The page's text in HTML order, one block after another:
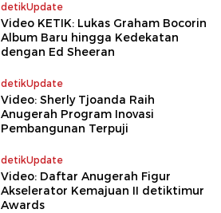
detikUpdate
Video KETIK: Lukas Graham Bocorin
Album Baru hingga Kedekatan
dengan Ed Sheeran
detikUpdate
Video: Sherly Tjoanda Raih
Anugerah Program Inovasi
Pembangunan Terpuji
detikUpdate
Video: Daftar Anugerah Figur
Akselerator Kemajuan II detiktimur
Awards